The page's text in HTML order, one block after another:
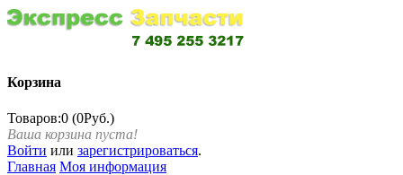
Корзина
Товаров:0 (0Руб.)
Ваша корзина пуста!
Войти или зарегистрироваться.
Главная Моя информация